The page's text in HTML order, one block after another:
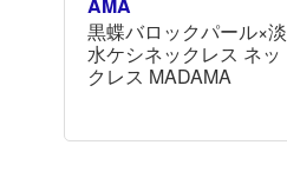
AMA
黒蝶バロックパール×淡
水ケシネックレス ネッ
クレス MADAMA